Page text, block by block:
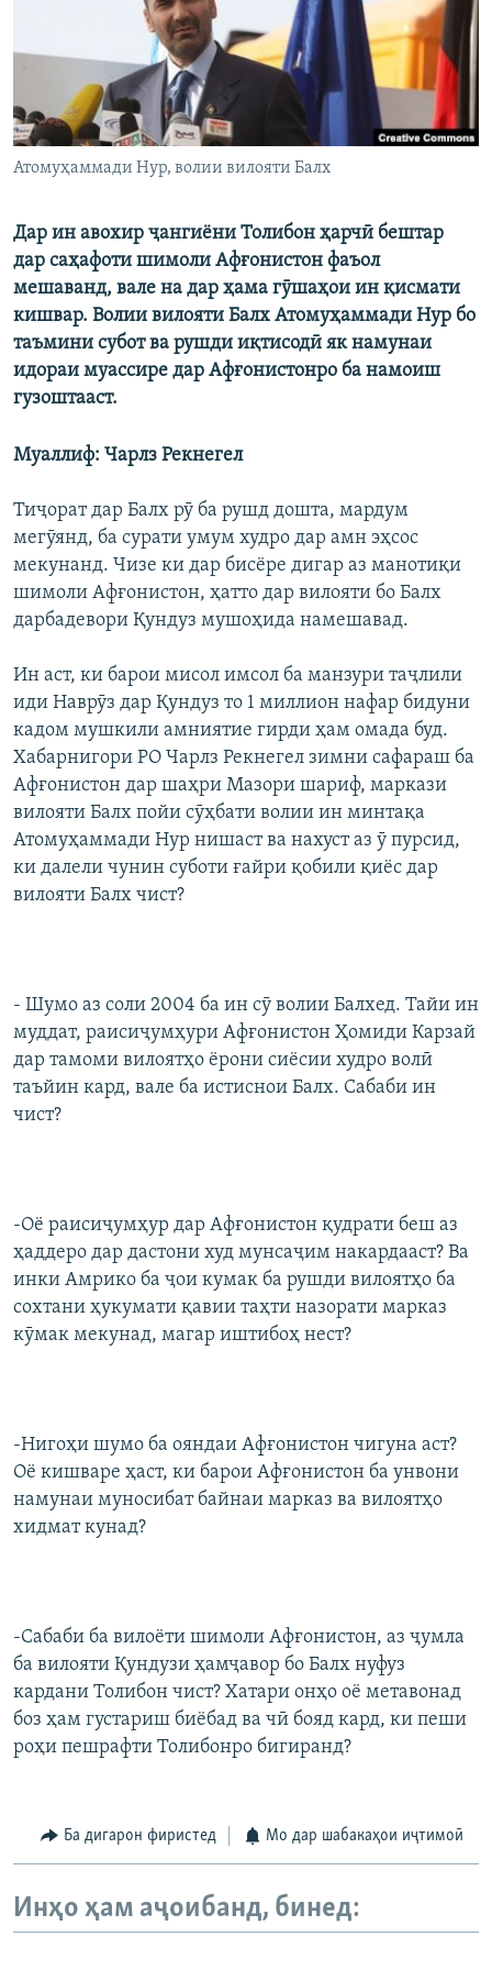
ГУЗОРИШҲОИ РАДИОӢ
ПАЙГИРӢ КУНЕД
Ҳамаи сомонаҳои RFE/RL
Атомуҳаммади Нур, волии вилояти Балх
Дар ин авохир ҷангиёни Толибон ҳарчӣ бештар
дар саҳафоти шимоли Афғонистон фаъол
мешаванд, вале на дар ҳама гӯшаҳои ин қисмати
кишвар. Волии вилояти Балх Атомуҳаммади Нур бо
таъмини субот ва рушди иқтисодӣ як намунаи
идораи муассире дар Афғонистонро ба намоиш
гузоштааст.
Муаллиф: Чарлз Рекнегел
Тиҷорат дар Балх рӯ ба рушд дошта, мардум
мегӯянд, ба сурати умум худро дар амн эҳсос
мекунанд. Чизе ки дар бисёре дигар аз манотиқи
шимоли Афғонистон, ҳатто дар вилояти бо Балх
дарбадевори Қундуз мушоҳида намешавад.
Ин аст, ки барои мисол имсол ба манзури таҷлили
иди Наврӯз дар Қундуз то 1 миллион нафар бидуни
кадом мушкили амниятие гирди ҳам омада буд.
Хабарнигори РО Чарлз Рекнегел зимни сафараш ба
Афғонистон дар шаҳри Мазори шариф, маркази
вилояти Балх пойи сӯҳбати волии ин минтақа
Атомуҳаммади Нур нишаст ва нахуст аз ӯ пурсид,
ки далели чунин суботи ғайри қобили қиёс дар
вилояти Балх чист?
- Шумо аз соли 2004 ба ин сӯ волии Балхед. Тайи ин
муддат, раисиҷумҳури Афғонистон Ҳомиди Карзай
дар тамоми вилоятҳо ёрони сиёсии худро волӣ
таъйин кард, вале ба истиснои Балх. Сабаби ин
чист?
-Оё раисиҷумҳур дар Афғонистон қудрати беш аз
ҳаддеро дар дастони худ мунсаҷим накардааст? Ва
инки Амрико ба ҷои кумак ба рушди вилоятҳо ба
сохтани ҳукумати қавии таҳти назорати марказ
кӯмак мекунад, магар иштибоҳ нест?
-Нигоҳи шумо ба ояндаи Афғонистон чигуна аст?
Оё кишваре ҳаст, ки барои Афғонистон ба унвони
намунаи муносибат байнаи марказ ва вилоятҳо
хидмат кунад?
-Сабаби ба вилоёти шимоли Афғонистон, аз ҷумла
ба вилояти Қундузи ҳамҷавор бо Балх нуфуз
кардани Толибон чист? Хатари онҳо оё метавонад
боз ҳам густариш биёбад ва чӣ бояд кард, ки пеши
роҳи пешрафти Толибонро бигиранд?
Ба дигарон фиристед Мо дар шабакаҳои иҷтимоӣ
Инҳо ҳам аҷоибанд, бинед: